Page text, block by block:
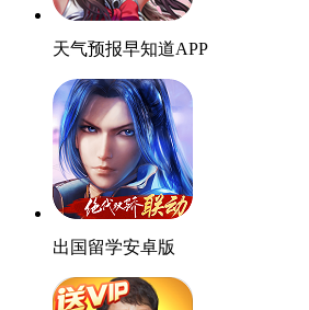
天气预报早知道APP
出国留学安卓版